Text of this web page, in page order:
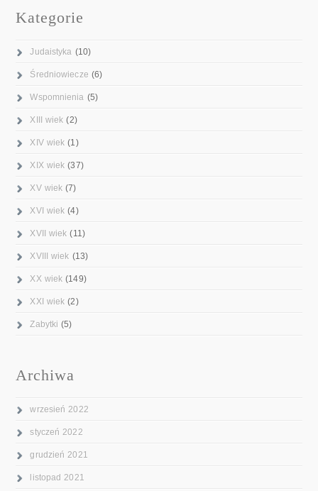
Kategorie
Judaistyka (10)
Średniowiecze (6)
Wspomnienia (5)
XIII wiek (2)
XIV wiek (1)
XIX wiek (37)
XV wiek (7)
XVI wiek (4)
XVII wiek (11)
XVIII wiek (13)
XX wiek (149)
XXI wiek (2)
Zabytki (5)
Archiwa
wrzesień 2022
styczeń 2022
grudzień 2021
listopad 2021